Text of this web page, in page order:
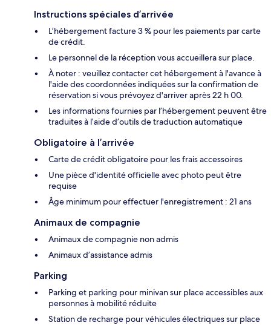
Instructions spéciales d’arrivée
L’hébergement facture 3 % pour les paiements par carte
de crédit.
Le personnel de la réception vous accueillera sur place.
À noter : veuillez contacter cet hébergement à l'avance à
l'aide des coordonnées indiquées sur la confirmation de
réservation si vous prévoyez d'arriver après 22 h 00.
Les informations fournies par l’hébergement peuvent être
traduites à l’aide d’outils de traduction automatique
Obligatoire à l’arrivée
Carte de crédit obligatoire pour les frais accessoires
Une pièce d'identité officielle avec photo peut être
requise
Âge minimum pour effectuer l'enregistrement : 21 ans
Animaux de compagnie
Animaux de compagnie non admis
Animaux d’assistance admis
Parking
Parking et parking pour minivan sur place accessibles aux
personnes à mobilité réduite
Station de recharge pour véhicules électriques sur place